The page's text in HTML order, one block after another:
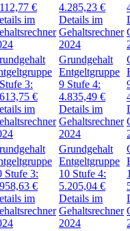
€
im
4.285,23 €
Details im
Gehaltsrechner
2024
Stufe 3:
€
im
Grundgehalt
Entgeltgruppe
9 Stufe 4:
4.835,49 €
Details im
Gehaltsrechner
2024
Stufe 3:
€
im
Grundgehalt
Entgeltgruppe
10 Stufe 4:
5.205,04 €
Details im
Gehaltsrechner
2024